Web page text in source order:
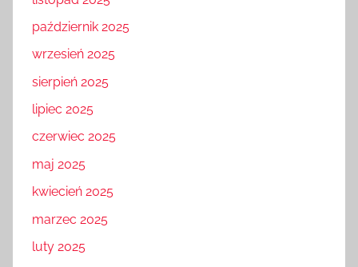
październik 2025
wrzesień 2025
sierpień 2025
lipiec 2025
czerwiec 2025
maj 2025
kwiecień 2025
marzec 2025
luty 2025